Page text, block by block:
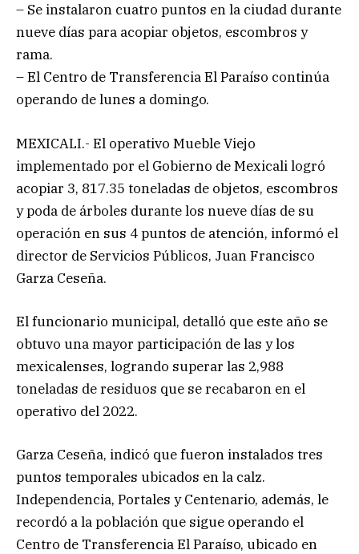
– Se instalaron cuatro puntos en la ciudad durante
nueve días para acopiar objetos, escombros y
rama.
– El Centro de Transferencia El Paraíso continúa
operando de lunes a domingo.
MEXICALI.- El operativo Mueble Viejo
implementado por el Gobierno de Mexicali logró
acopiar 3, 817.35 toneladas de objetos, escombros
y poda de árboles durante los nueve días de su
operación en sus 4 puntos de atención, informó el
director de Servicios Públicos, Juan Francisco
Garza Ceseña.
El funcionario municipal, detalló que este año se
obtuvo una mayor participación de las y los
mexicalenses, logrando superar las 2,988
toneladas de residuos que se recabaron en el
operativo del 2022.
Garza Ceseña, indicó que fueron instalados tres
puntos temporales ubicados en la calz.
Independencia, Portales y Centenario, además, le
recordó a la población que sigue operando el
Centro de Transferencia El Paraíso, ubicado en